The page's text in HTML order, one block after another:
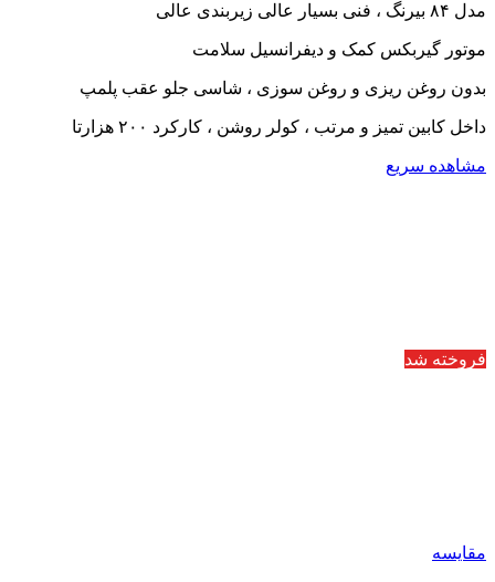
مدل ۸۴ بیرنگ ، فنی بسیار عالی زیربندی عالی
موتور گیربکس کمک و دیفرانسیل سلامت
بدون روغن ریزی و روغن سوزی ، شاسی جلو عقب پلمپ
داخل کابین تمیز و مرتب ، کولر روشن ، کارکرد ۲۰۰ هزارتا
مشاهده سریع
فروخته شد
مقایسه